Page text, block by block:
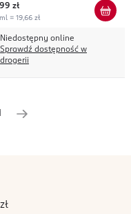
99 zł
= 19,66 zł
Niedostępny online
Sprawdź dostępność w
drogerii